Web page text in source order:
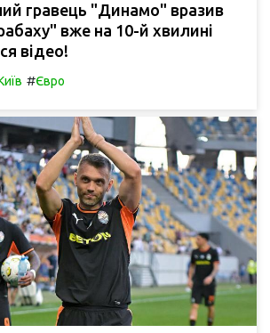
гравець "Динамо" вразив
вже на 10-й хвилині
відео!
#Євро